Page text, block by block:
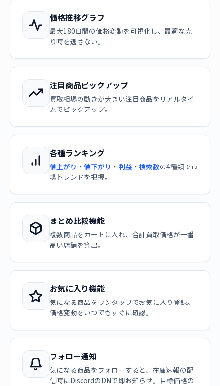
価格推移グラフ
最大180日間の価格変動を可視化し、最適な売
り時を逃さない。
注目商品ピックアップ
買取相場の動きが大きい注目商品をリアルタイ
ムでピックアップ。
各種ランキング
値上がり ・ 値下がり ・ 利益 ・ 検索数の4種類で市
場トレンドを把握。
まとめ比較機能
複数商品をカートに入れ、合計買取価格が一番
高い店舗を算出。
お気に入り機能
気になる商品をワンタップでお気に入り登録。
価格変動をいつでもすぐに確認。
フォロー通知
気になる商品をフォローすると、在庫速報の配
信時にDiscordのDMで即お知らせ。目標価格の